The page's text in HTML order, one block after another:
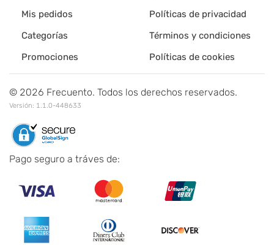
Mis pedidos
Categorías
Promociones
Políticas de privacidad
Términos y condiciones
Políticas de cookies
© 2026 Frecuento. Todos los derechos reservados.
Versión: 1.1.0-448633
Pago seguro a tráves de: